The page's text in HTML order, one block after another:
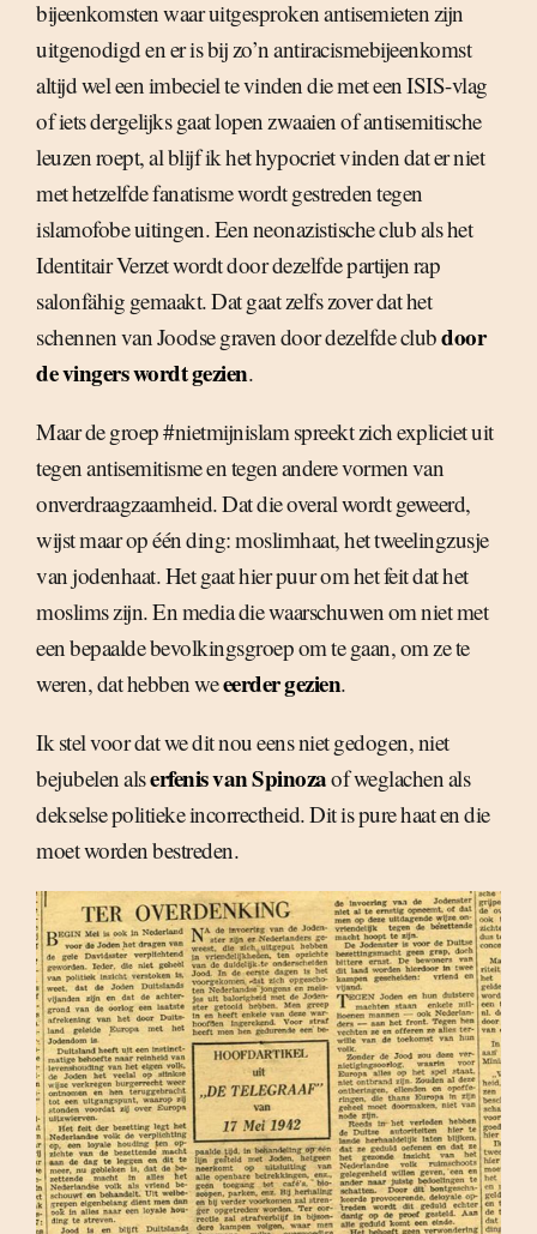
bijeenkomsten waar uitgesproken antisemieten zijn
uitgenodigd en er is bij zo’n antiracismebijeenkomst
altijd wel een imbeciel te vinden die met een ISIS-vlag
of iets dergelijks gaat lopen zwaaien of antisemitische
leuzen roept, al blijf ik het hypocriet vinden dat er niet
met hetzelfde fanatisme wordt gestreden tegen
islamofobe uitingen. Een neonazistische club als het
Identitair Verzet wordt door dezelfde partijen rap
salonfähig gemaakt. Dat gaat zelfs zover dat het
schennen van Joodse graven door dezelfde clubdoor
de vingers wordt gezien.
Maar de groep #nietmijnislam spreekt zich expliciet uit
tegen antisemitisme en tegen andere vormen van
onverdraagzaamheid. Dat die overal wordt geweerd,
wijst maar op één ding: moslimhaat, het tweelingzusje
van jodenhaat. Het gaat hier puur om het feit dat het
moslims zijn. En media die waarschuwen om niet met
een bepaalde bevolkingsgroep om te gaan, om ze te
weren, dat hebben weeerder gezien.
Ik stel voor dat we dit nou eens niet gedogen, niet
bejubelen alserfenis van Spinozaof weglachen als
dekselse politieke incorrectheid. Dit is pure haat en die
moet worden bestreden.